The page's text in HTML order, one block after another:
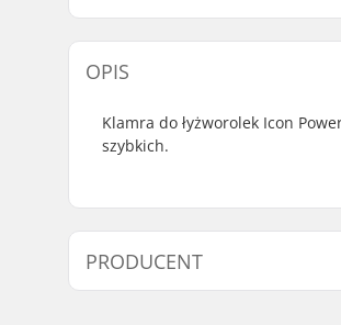
OPIS
Klamra do łyżworolek Icon
szybkich.
PRODUCENT